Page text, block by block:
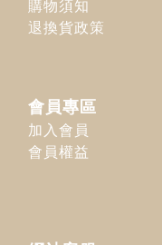
購物須知
退換貨政策
會員專區
加入會員
會員權益